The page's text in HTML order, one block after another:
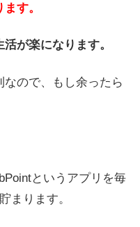
す。
が楽になります。
ので、もし余ったら
というアプリを毎
まります。